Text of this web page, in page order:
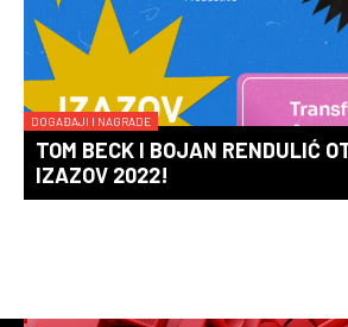
DOGAĐAJI I NAGRADE
TOM BECK I BOJAN RENDULIĆ
IZAZOV 2022!